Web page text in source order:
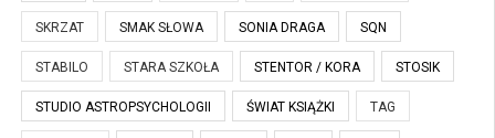
SKRZAT SMAK SŁOWA SONIA DRAGA SQN
STABILO STARA SZKOŁA STENTOR / KORA STOSIK
STUDIO ASTROPSYCHOLOGII ŚWIAT KSIĄŻKI TAG